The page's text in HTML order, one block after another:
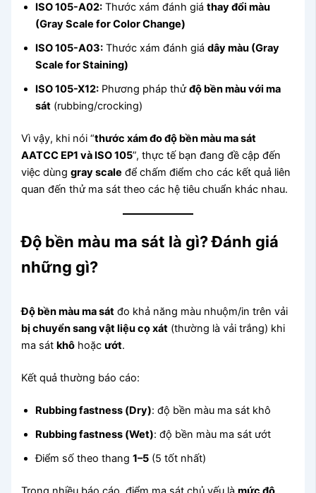
ISO 105-A02: Thước xám đánh giáthay đổi màu
(Gray Scale for Color Change)
ISO 105-A03: Thước xám đánh giádây màu (Gray
Scale for Staining)
ISO 105-X12: Phương pháp thửđộ bền màu với ma
sát (rubbing/crocking)
Vì vậy, khi nói “thước xám đo độ bền màu ma sát
AATCC EP1 và ISO 105”, thực tế bạn đang đề cập đến
việc dùnggray scale để chấm điểm cho các kết quả liên
quan đến thử ma sát theo các hệ tiêu chuẩn khác nhau.
Độ bền màu ma sát là gì? Đánh giá
những gì?
Độ bền màu ma sát đo khả năng màu nhuộm/in trên vải
bị chuyển sang vật liệu cọ xát (thường là vải trắng) khi
ma sátkhô hoặc ướt.
Kết quả thường báo cáo:
Rubbing fastness (Dry): độ bền màu ma sát khô
Rubbing fastness (Wet): độ bền màu ma sát ướt
Điểm số theo thang1–5 (5 tốt nhất)